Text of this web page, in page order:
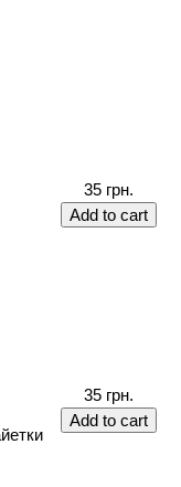
35 грн.
35 грн.